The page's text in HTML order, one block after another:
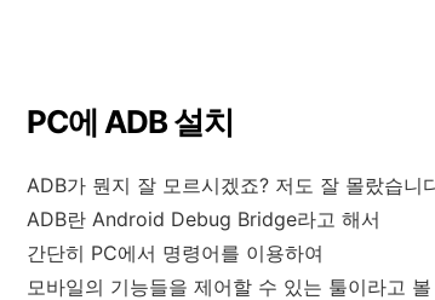
PC에 ADB 설치
ADB가 뭔지 잘 모르시겠죠? 저도 잘 몰랐습니
ADB란 Android Debug Bridge라고 해서
간단히 PC에서 명령어를 이용하여
모바일의 기능들을 제어할 수 있는 툴이라고